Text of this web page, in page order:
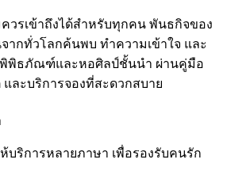
ควรเข้าถึงได้สำหรับทุกคน พันธกิจของ
ากทั่วโลกค้นพบ ทำความเข้าใจ และ
พิพิธภัณฑ์และหอศิลป์ชั้นนำ ผ่านคู่มือ
และบริการจองที่สะดวกสบาย
บริการหลายภาษา เพื่อรองรับคนรัก